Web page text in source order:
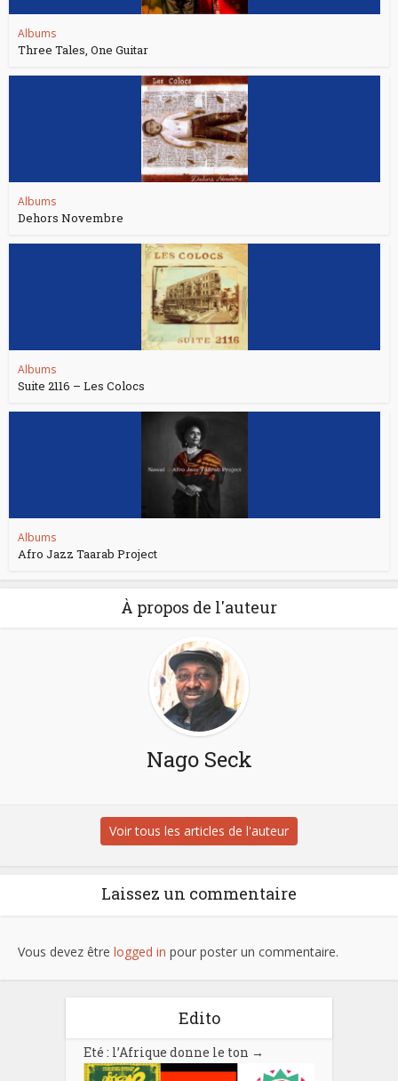
Albums
Three Tales, One Guitar
Albums
Dehors Novembre
Albums
Suite 2116 – Les Colocs
Albums
Afro Jazz Taarab Project
À propos de l'auteur
Nago Seck
Voir tous les articles de l'auteur
Laissez un commentaire
Vous devez être logged in pour poster un commentaire.
Edito
Eté : l’Afrique donne le ton →